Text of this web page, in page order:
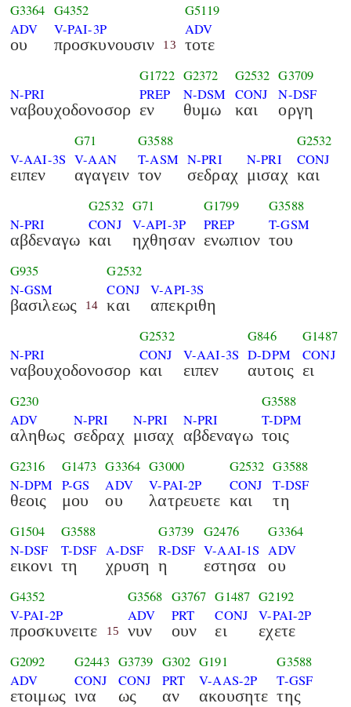
G3364
ADV
ου
G4352
V-PAI-3P
προσκυνουσιν 13
G5119
ADV
τοτε
N-PRI
ναβουχοδονοσορ
G1722
PREP
εν
G2372
N-DSM
θυμω
G2532
CONJ
και
G3709
N-DSF
οργη
V-AAI-3S
ειπεν
G71
V-AAN
αγαγειν
G3588
T-ASM
τον
N-PRI
σεδραχ
N-PRI
μισαχ
G2532
CONJ
και
N-PRI
αβδεναγω
G2532
CONJ
και
G71
V-API-3P
ηχθησαν
G1799
PREP
ενωπιον
G3588
T-GSM
του
G935
N-GSM
βασιλεως 14
G2532
CONJ
και
V-API-3S
απεκριθη
N-PRI
ναβουχοδονοσορ
G2532
CONJ
και
V-AAI-3S
ειπεν
G846
D-DPM
αυτοις
G1487
CONJ
ει
G230
ADV
αληθως
N-PRI
σεδραχ
N-PRI
μισαχ
N-PRI
αβδεναγω
G3588
T-DPM
τοις
G2316
N-DPM
θεοις
G1473
P-GS
μου
G3364
ADV
ου
G3000
V-PAI-2P
λατρευετε
G2532
CONJ
και
G3588
T-DSF
τη
G1504
N-DSF
εικονι
G3588
T-DSF
τη
A-DSF
χρυση
G3739
R-DSF
η
G2476
V-AAI-1S
εστησα
G3364
ADV
ου
G4352
V-PAI-2P
προσκυνειτε 15
G3568
ADV
νυν
G3767
PRT
ουν
G1487
CONJ
ει
G2192
V-PAI-2P
εχετε
G2092
ADV
ετοιμως
G2443
CONJ
ινα
G3739
CONJ
ως
G302
PRT
αν
G191
V-AAS-2P
ακουσητε
G3588
T-GSF
της